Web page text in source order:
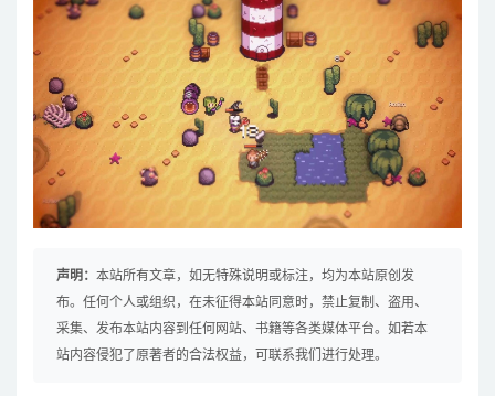
声明： 本站所有文章，如无特殊说明或标注，均为本站原创发
布。任何个人或组织，在未征得本站同意时，禁止复制、盗用、
采集、发布本站内容到任何网站、书籍等各类媒体平台。如若本
站内容侵犯了原著者的合法权益，可联系我们进行处理。